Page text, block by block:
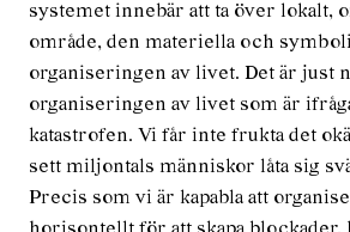
systemet innebär att ta över lokalt,
område, den materiella och
organiseringen av livet. Det är just
organiseringen av livet som är
katastrofen. Vi får inte frukta det
sett miljontals människor låta sig
Precis som vi är kapabla att